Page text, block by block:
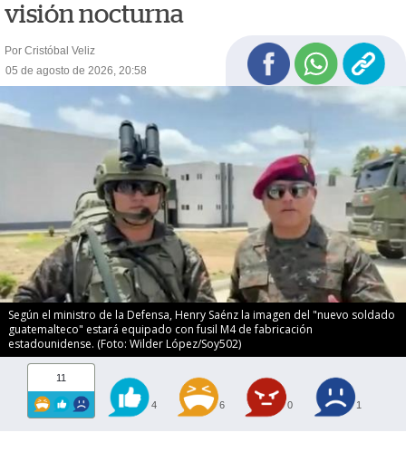
visión nocturna
Por Cristóbal Veliz
05 de agosto de 2026, 20:58
Según el ministro de la Defensa, Henry Saénz la imagen del "nuevo soldado
guatemalteco" estará equipado con fusil M4 de fabricación
estadounidense. (Foto: Wilder López/Soy502)
11
4 6 0 1